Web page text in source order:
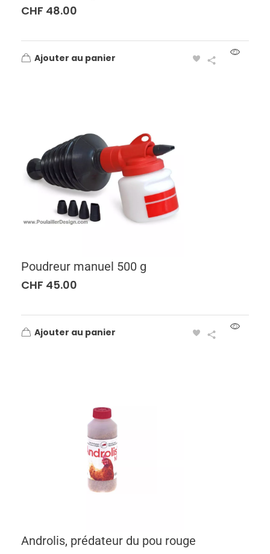
CHF 48.00
Ajouter au panier
Poudreur manuel 500 g
CHF 45.00
Ajouter au panier
Androlis, prédateur du pou rouge